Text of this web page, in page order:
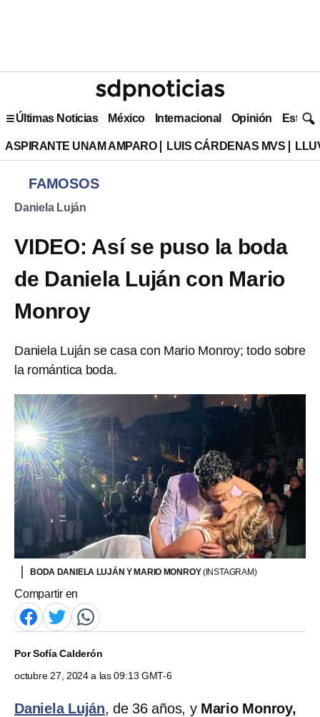
Últimas Noticias México Internacional Opinión Estilo
ASPIRANTE UNAM AMPARO LUIS CÁRDENAS MVS
FAMOSOS
Daniela Luján
VIDEO: Así se puso la boda
de Daniela Luján con Mario
Monroy
Daniela Luján se casa con Mario Monroy; todo sobre
la romántica boda.
BODA DANIELA LUJÁN Y MARIO MONROY(INSTAGRAM)
Compartir en
PorSofía Calderón
octubre 27, 2024 a las 09:13 GMT-6
Daniela Luján, de 36 años, y Mario Monroy,